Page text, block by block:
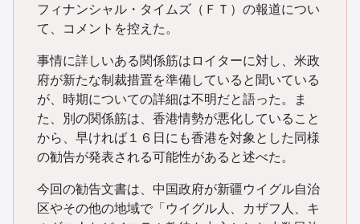
フィナンシャル・タイムズ（ＦＴ）の報道につい
て、コメントを控えた。
事情に詳しいある関係筋はロイターに対し、米政
府が新たな制裁措置を準備していると聞いている
が、時期についての詳細は不明だと語った。ま
た、別の関係筋は、香港情勢が悪化していること
から、早ければ１６日にも香港を対象とした同様
の勧告が発表される可能性があると述べた。
今回の勧告文書は、中国政府が新疆ウイグル自治
区やその他の地域で「ウイグル人、カザフ人、キ